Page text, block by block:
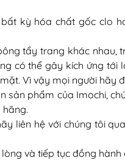
kỳ hóa chất gốc clo
tẩy trang khác nhau,
có thể gây kích ứng
Vì vậy mọi người hãy
sản phẩm của Imochi,
liên hệ với chúng tôi
và tiếp tục đồng